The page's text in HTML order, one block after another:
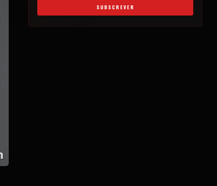
SUBSCREVER